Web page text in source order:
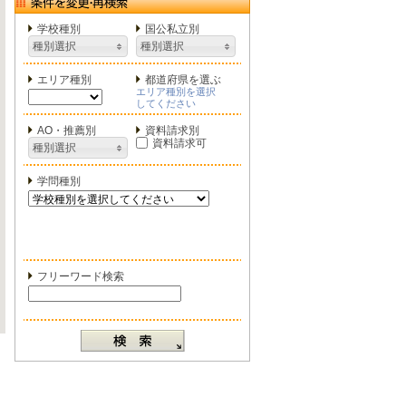
学校種別
種別選択
国公私立別
種別選択
エリア種別 都道府県を選ぶ
エリア種別を選択
してください
AO・推薦別
種別選択
資料請求別
資料請求可
学問種別
フリーワード検索